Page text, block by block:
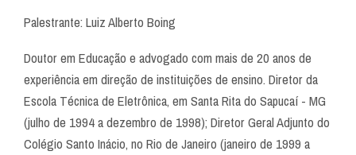
Palestrante: Luiz Alberto Boing
Doutor em Educação e advogado com mais de 20 anos de
experiência em direção de instituições de ensino. Diretor da
Escola Técnica de Eletrônica, em Santa Rita do Sapucaí - MG
(julho de 1994 a dezembro de 1998); Diretor Geral Adjunto do
Colégio Santo Inácio, no Rio de Janeiro (janeiro de 1999 a